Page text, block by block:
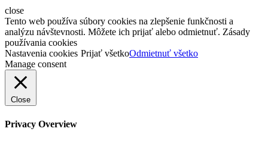
close
Tento web používa súbory cookies na zlepšenie funkčnosti a
analýzu návštevnosti. Môžete ich prijať alebo odmietnuť. Zásady
používania cookies
Nastavenia cookies Prijať všetkoOdmietnuť všetko
Manage consent
Close
Privacy Overview